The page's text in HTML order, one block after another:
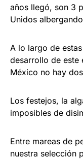
años llegó, son 3
Unidos
A lo largo de
desarrollo de este
México no hay
Los festejos, la
imposibles de
Entre mareas de
nuestra selección